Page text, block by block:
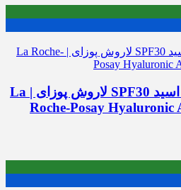
کرم آبرسان هیالورونیک اسید SPF30 لاروش پوزای | La
Roche-Posay